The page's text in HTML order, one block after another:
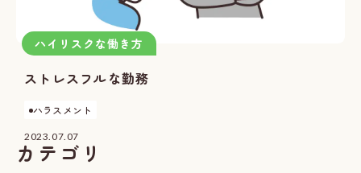
ハイリスクな働き方
ストレスフルな勤務
ハラスメント
2023.07.07
カテゴリ